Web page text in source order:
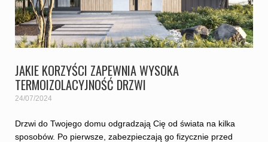
JAKIE KORZYŚCI ZAPEWNIA WYSOKA
TERMOIZOLACYJNOŚĆ DRZWI
24/07/2024
Drzwi do Twojego domu odgradzają Cię od świata na kilka
sposobów. Po pierwsze, zabezpieczają go fizycznie przed